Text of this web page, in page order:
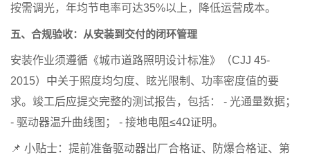
按需调光，年均节电率可达35%以上，降低运营成本。
五、合规验收：从安装到交付的闭环管理
安装作业须遵循《城市道路照明设计标准》（CJJ 45-
2015）中关于照度均匀度、眩光限制、功率密度值的要
求。竣工后应提交完整的测试报告，包括： - 光通量数据；
- 驱动器温升曲线图； - 接地电阻≤4Ω证明。
📌 小贴士：提前准备驱动器出厂合格证、防爆合格证、第